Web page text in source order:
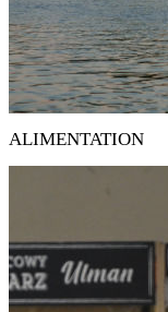
ALIMENTATION